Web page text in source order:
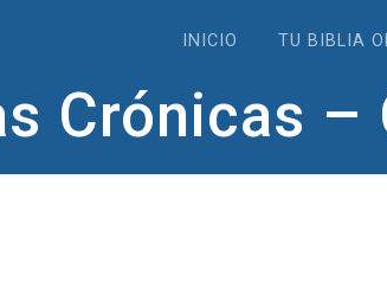
INICIO TU BIBLIA
Crónicas –